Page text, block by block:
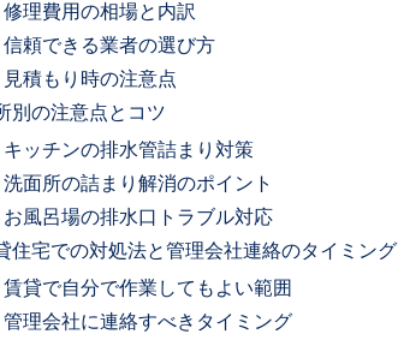
修理費用の相場と内訳
信頼できる業者の選び方
見積もり時の注意点
別の注意点とコツ
キッチンの排水管詰まり対策
洗面所の詰まり解消のポイント
お風呂場の排水口トラブル対応
住宅での対処法と管理会社連絡のタイミング
賃貸で自分で作業してもよい範囲
管理会社に連絡すべきタイミング